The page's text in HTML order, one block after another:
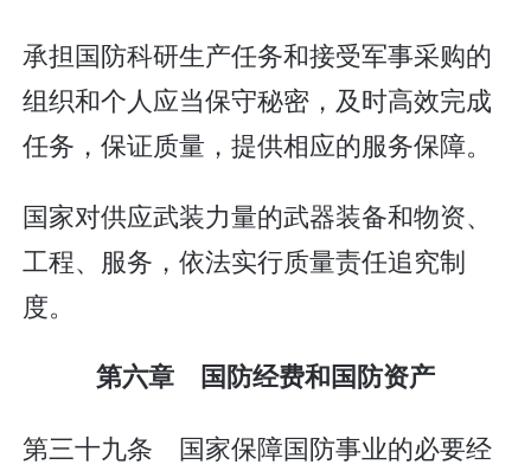
承担国防科研生产任务和接受军事采购的
组织和个人应当保守秘密，及时高效完成
任务，保证质量，提供相应的服务保障。
国家对供应武装力量的武器装备和物资、
工程、服务，依法实行质量责任追究制
度。
第六章 国防经费和国防资产
第三十九条 国家保障国防事业的必要经